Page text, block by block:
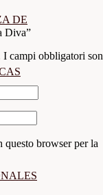
DE
Diva”
I campi obbligatori
browser per la